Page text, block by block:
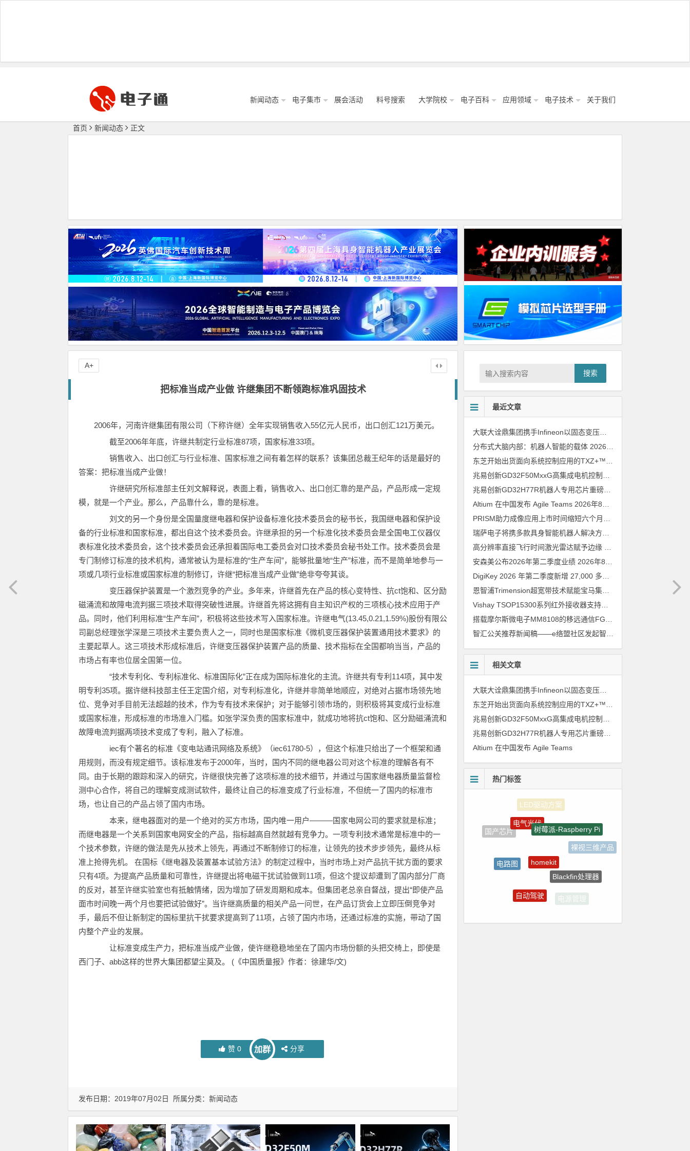
新闻动态 电子集市 展会活动 料号搜索 大学院校 电子百科 应用领域 电子技术 关于我们
首页 新闻动态 正文
把标准当成产业做 许继集团不断领跑标准巩固技术
2006年，河南许继集团有限公司（下称许继）全年实现销售收入55亿元人民币，出口创汇121万美元。
截至2006年年底，许继共制定行业标准87项，国家标准33项。
销售收入、出口创汇与行业标准、国家标准之间有着怎样的联系？该集团总裁王纪年的话是最好的
答案：把标准当成产业做！
许继研究所标准部主任刘文解释说，表面上看，销售收入、出口创汇靠的是产品，产品形成一定规
模，就是一个产业。那么，产品靠什么，靠的是标准。
刘文的另一个身份是全国量度继电器和保护设备标准化技术委员会的秘书长，我国继电器和保护设
备的行业标准和国家标准，都出自这个技术委员会。许继承担的另一个标准化技术委员会是全国电工仪器仪
表标准化技术委员会，这个技术委员会还承担着国际电工委员会对口技术委员会秘书处工作。技术委员会是
专门制修订标准的技术机构，通常被认为是标准的“生产车间”，能够批量地“生产”标准，而不是简单地参与一
项或几项行业标准或国家标准的制修订，许继“把标准当成产业做”绝非夸夸其谈。
变压器保护装置是一个激烈竞争的产业。多年来，许继首先在产品的核心变特性、抗ct饱和、区分励
磁涌流和故障电流判据三项技术取得突破性进展。许继首先将这拥有自主知识产权的三项核心技术应用于产
品。同时，他们利用标准“生产车间”，积极将这些技术写入国家标准。许继电气(13.45,0.21,1.59%)股份有限公
司副总经理张学深是三项技术主要负责人之一，同时也是国家标准《微机变压器保护装置通用技术要求》的
主要起草人。这三项技术形成标准后，许继变压器保护装置产品的质量、技术指标在全国都响当当，产品的
市场占有率也位居全国第一位。
“技术专利化、专利标准化、标准国际化”正在成为国际标准化的主流。许继共有专利114项，其中发
明专利35项。据许继科技部主任王定国介绍，对专利标准化，许继并非简单地顺应，对绝对占据市场领先地
位、竞争对手目前无法超越的技术，作为专有技术来保护；对于能够引领市场的，则积极将其变成行业标准
或国家标准，形成标准的市场准入门槛。如张学深负责的国家标准中，就成功地将抗ct饱和、区分励磁涌流和
故障电流判据两项技术变成了专利，融入了标准。
iec有个著名的标准《变电站通讯网络及系统》（iec61780-5），但这个标准只给出了一个框架和通
用规则，而没有规定细节。该标准发布于2000年，当时，国内不同的继电器公司对这个标准的理解各有不
同。由于长期的跟踪和深入的研究，许继很快完善了这项标准的技术细节，并通过与国家继电器质量监督检
测中心合作，将自己的理解变成测试软件，最终让自己的标准变成了行业标准，不但统一了国内的标准市
场，也让自己的产品占领了国内市场。
本来，继电器面对的是一个绝对的买方市场，国内唯一用户———国家电网公司的要求就是标准；
而继电器是一个关系到国家电网安全的产品，指标越高自然就越有竞争力。一项专利技术通常是标准中的一
个技术参数，许继的做法是先从技术上领先，再通过不断制修订的标准，让领先的技术步步领先，最终从标
准上抢得先机。 在国标《继电器及装置基本试验方法》的制定过程中，当时市场上对产品抗干扰方面的要求
只有4项。为提高产品质量和可靠性，许继提出将电磁干扰试验做到11项，但这个提议却遭到了国内部分厂商
的反对，甚至许继实验室也有抵触情绪，因为增加了研发周期和成本。但集团老总亲自督战，提出“即使产品
面市时间晚一两个月也要把试验做好”。当许继高质量的相关产品一问世，在产品订货会上立即压倒竞争对
手，最后不但让新制定的国标里抗干扰要求提高到了11项，占领了国内市场，还通过标准的实施，带动了国
内整个产业的发展。
让标准变成生产力，把标准当成产业做，使许继稳稳地坐在了国内市场份额的头把交椅上，即使是
西门子、abb这样的世界大集团都望尘莫及。 (《中国质量报》作者：徐建华/文)
赞0 加群 分享
A+
发布日期：2019年07月02日 所属分类： 新闻动态
搜索
最近文章
大联大诠鼎集团携手Infineon以固态变压器重构配电效率新标杆
分布式大脑内部：机器人智能的载体 2026年8月6日
兆易创新GD32H77R机器人专用芯片重磅亮相，精准赋能伺服驱动与关节控制
Altium 在中国发布 Agile Teams 2026年8月6日
安森美公布2026年第二季度业绩 2026年8月6日
恩智浦Trimension超宽带技术赋能宝马集团Digital Key Plus及生命体存在检测功能
Vishay TSOP15300系列红外接收器支持所有主流遥控代码
相关文章
大联大诠鼎集团携手Infineon以固态变压器重构配电效率新标杆
兆易创新GD32H77R机器人专用芯片重磅亮相，精准赋能伺服驱动与关节控制
Altium 在中国发布 Agile Teams
热门标签
国产芯片
树莓派-Raspberry Pi
裸视三维产品
Blackfin处理器
电源管理